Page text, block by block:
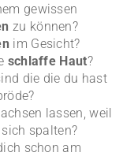
gewissen
zu können?
im Gesicht?
schlaffe Haut?
die die du hast
lassen, weil
spalten?
schon am